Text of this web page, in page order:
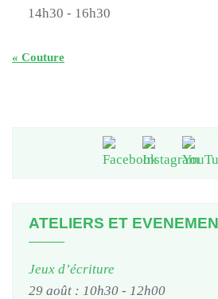
14h30 - 16h30
« Couture
ATELIERS ET
Jeux d’écriture
29 août : 10h30 - 12h00